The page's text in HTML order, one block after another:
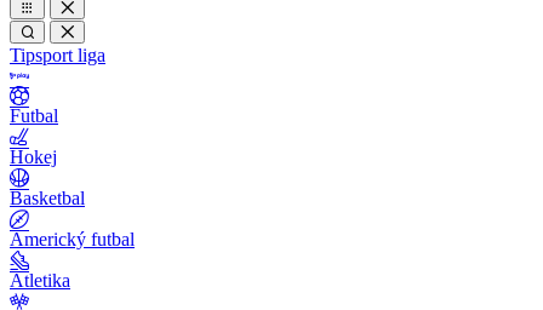
Tipsport liga
Futbal
Hokej
Basketbal
Americký futbal
Atletika